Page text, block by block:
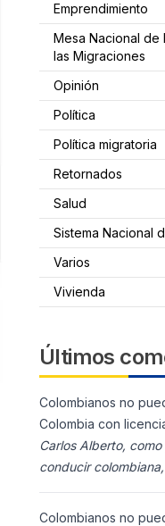
Emprendimiento
Mesa Nacional de
las Migraciones
Opinión
Política
Política migratoria
Retornados
Salud
Sistema Nacional
Varios
Vivienda
Últimos
Colombianos no
Colombia con
Carlos Alberto,
conducir
Colombia (s
Colombianos no